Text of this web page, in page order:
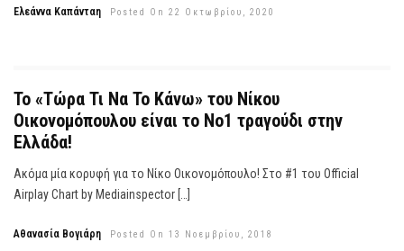
Ελεάννα Καπάνταη Posted On 22 Οκτωβρίου, 2020
Το «Τώρα Τι Να Το Κάνω» του Νίκου
Οικονομόπουλου είναι το Νο1 τραγούδι στην
Ελλάδα!
Ακόμα μία κορυφή για το Νίκο Οικονομόπουλο! Στο #1 του Official
Airplay Chart by Mediainspector […]
Αθανασία Βογιάρη Posted On 13 Νοεμβρίου, 2018